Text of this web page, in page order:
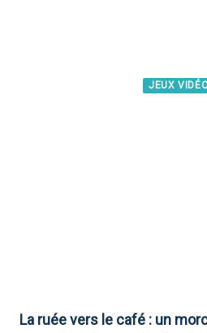
JEUX
La ruée vers le café : un